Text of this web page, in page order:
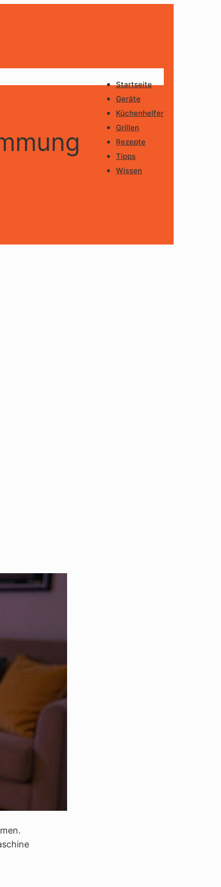
Startseite
Geräte
Küchenhelfer
Grillen
Rezepte
Tipps
Wissen